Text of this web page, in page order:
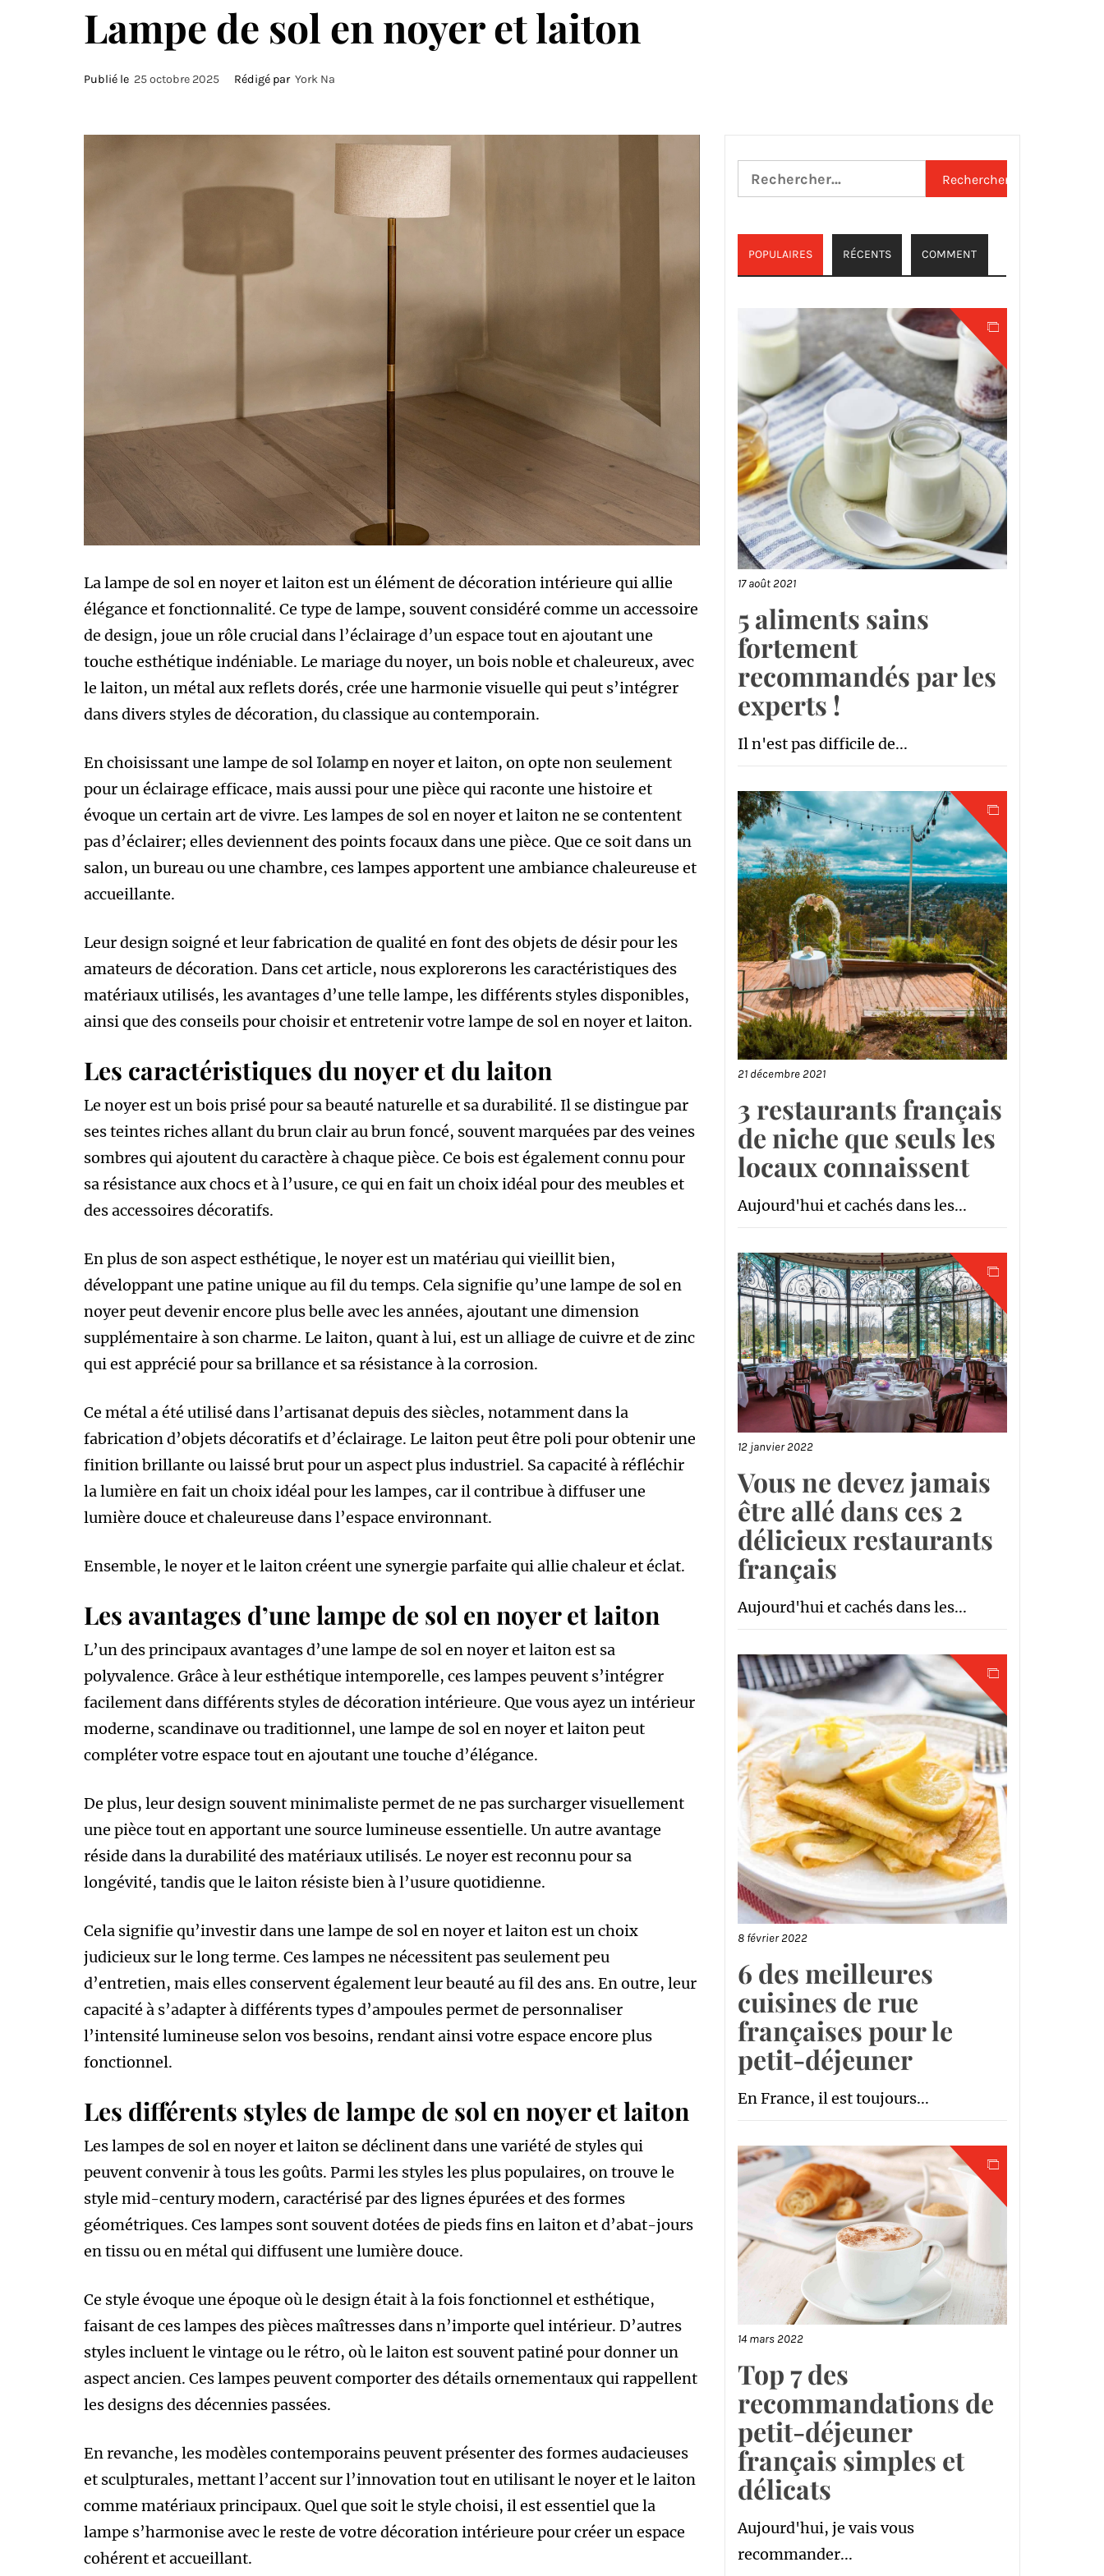
Lampe de sol en noyer et laiton
Publié le 25 octobre 2025 Rédigé par York Na
La lampe de sol en noyer et laiton est un élément de décoration intérieure qui allie
élégance et fonctionnalité. Ce type de lampe, souvent considéré comme un accessoire
de design, joue un rôle crucial dans l’éclairage d’un espace tout en ajoutant une
touche esthétique indéniable. Le mariage du noyer, un bois noble et chaleureux, avec
le laiton, un métal aux reflets dorés, crée une harmonie visuelle qui peut s’intégrer
dans divers styles de décoration, du classique au contemporain.
En choisissant une lampe de sol Iolampen noyer et laiton, on opte non seulement
pour un éclairage efficace, mais aussi pour une pièce qui raconte une histoire et
évoque un certain art de vivre. Les lampes de sol en noyer et laiton ne se contentent
pas d’éclairer; elles deviennent des points focaux dans une pièce. Que ce soit dans un
salon, un bureau ou une chambre, ces lampes apportent une ambiance chaleureuse et
accueillante.
Leur design soigné et leur fabrication de qualité en font des objets de désir pour les
amateurs de décoration. Dans cet article, nous explorerons les caractéristiques des
matériaux utilisés, les avantages d’une telle lampe, les différents styles disponibles,
ainsi que des conseils pour choisir et entretenir votre lampe de sol en noyer et laiton.
Les caractéristiques du noyer et du laiton
Le noyer est un bois prisé pour sa beauté naturelle et sa durabilité. Il se distingue par
ses teintes riches allant du brun clair au brun foncé, souvent marquées par des veines
sombres qui ajoutent du caractère à chaque pièce. Ce bois est également connu pour
sa résistance aux chocs et à l’usure, ce qui en fait un choix idéal pour des meubles et
des accessoires décoratifs.
En plus de son aspect esthétique, le noyer est un matériau qui vieillit bien,
développant une patine unique au fil du temps. Cela signifie qu’une lampe de sol en
noyer peut devenir encore plus belle avec les années, ajoutant une dimension
supplémentaire à son charme. Le laiton, quant à lui, est un alliage de cuivre et de zinc
qui est apprécié pour sa brillance et sa résistance à la corrosion.
Ce métal a été utilisé dans l’artisanat depuis des siècles, notamment dans la
fabrication d’objets décoratifs et d’éclairage. Le laiton peut être poli pour obtenir une
finition brillante ou laissé brut pour un aspect plus industriel. Sa capacité à réfléchir
la lumière en fait un choix idéal pour les lampes, car il contribue à diffuser une
lumière douce et chaleureuse dans l’espace environnant.
Ensemble, le noyer et le laiton créent une synergie parfaite qui allie chaleur et éclat.
Les avantages d’une lampe de sol en noyer et laiton
L’un des principaux avantages d’une lampe de sol en noyer et laiton est sa
polyvalence. Grâce à leur esthétique intemporelle, ces lampes peuvent s’intégrer
facilement dans différents styles de décoration intérieure. Que vous ayez un intérieur
moderne, scandinave ou traditionnel, une lampe de sol en noyer et laiton peut
compléter votre espace tout en ajoutant une touche d’élégance.
De plus, leur design souvent minimaliste permet de ne pas surcharger visuellement
une pièce tout en apportant une source lumineuse essentielle. Un autre avantage
réside dans la durabilité des matériaux utilisés. Le noyer est reconnu pour sa
longévité, tandis que le laiton résiste bien à l’usure quotidienne.
Cela signifie qu’investir dans une lampe de sol en noyer et laiton est un choix
judicieux sur le long terme. Ces lampes ne nécessitent pas seulement peu
d’entretien, mais elles conservent également leur beauté au fil des ans. En outre, leur
capacité à s’adapter à différents types d’ampoules permet de personnaliser
l’intensité lumineuse selon vos besoins, rendant ainsi votre espace encore plus
fonctionnel.
Les différents styles de lampe de sol en noyer et laiton
Les lampes de sol en noyer et laiton se déclinent dans une variété de styles qui
peuvent convenir à tous les goûts. Parmi les styles les plus populaires, on trouve le
style mid-century modern, caractérisé par des lignes épurées et des formes
géométriques. Ces lampes sont souvent dotées de pieds fins en laiton et d’abat-jours
en tissu ou en métal qui diffusent une lumière douce.
Ce style évoque une époque où le design était à la fois fonctionnel et esthétique,
faisant de ces lampes des pièces maîtresses dans n’importe quel intérieur. D’autres
styles incluent le vintage ou le rétro, où le laiton est souvent patiné pour donner un
aspect ancien. Ces lampes peuvent comporter des détails ornementaux qui rappellent
les designs des décennies passées.
En revanche, les modèles contemporains peuvent présenter des formes audacieuses
et sculpturales, mettant l’accent sur l’innovation tout en utilisant le noyer et le laiton
comme matériaux principaux. Quel que soit le style choisi, il est essentiel que la
lampe s’harmonise avec le reste de votre décoration intérieure pour créer un espace
cohérent et accueillant.
Rechercher :
POPULAIRES RÉCENTS COMMENT
17 août 2021
5 aliments sains
fortement
recommandés par les
experts !
Il n'est pas difficile de...
21 décembre 2021
3 restaurants français
de niche que seuls les
locaux connaissent
Aujourd'hui et cachés dans les...
12 janvier 2022
Vous ne devez jamais
être allé dans ces 2
délicieux restaurants
français
Aujourd'hui et cachés dans les...
8 février 2022
6 des meilleures
cuisines de rue
françaises pour le
petit-déjeuner
En France, il est toujours...
14 mars 2022
Top 7 des
recommandations de
petit-déjeuner
français simples et
délicats
Aujourd'hui, je vais vous
recommander...